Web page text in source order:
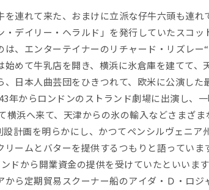
連れて来た、おまけに立派な仔牛六頭も連れ
デイリー・ヘラルド」を発行していたスコ
、エンターテイナーのリチャード・リズレー
めて牛乳店を開き、横浜に氷倉庫を建てて
、日本人曲芸団をひきつれて、欧米に公演し
年からロンドンのストランド劇場に出演し、
横浜へ来て、天津からの氷の輸入などさまざま
計画を明らかにし、かつてペンシルヴェニ
ームとバターを提供するつもりと語ってい
ドから開業資金の提供を受けていたといいます
から定期貿易スクーナー船のアイダ・Ｄ・ロ